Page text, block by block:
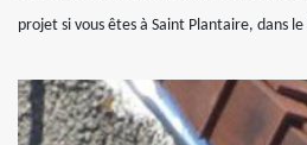
projet si vous êtes à Saint Plantaire, dans le